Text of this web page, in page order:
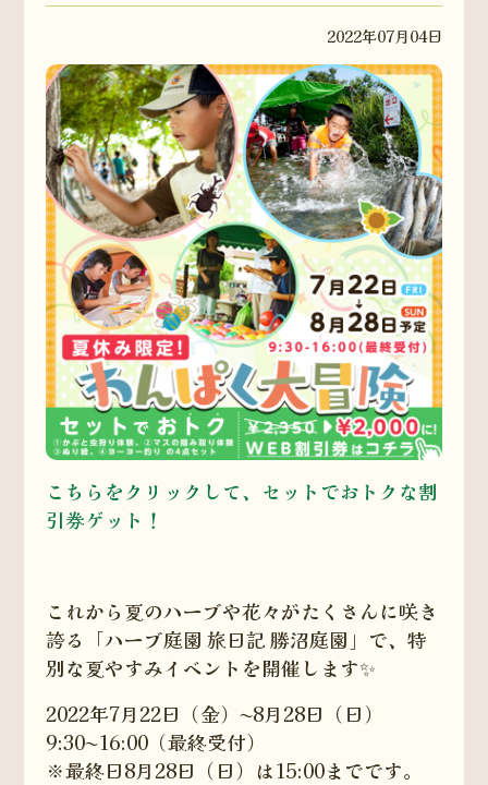
2022年07月04日
こちらをクリックして、セットでおトクな割
引券ゲット！
これから夏のハーブや花々がたくさんに咲き
誇る「ハーブ庭園 旅日記 勝沼庭園」で、特
別な夏やすみイベントを開催します✨
2022年7月22日（金）〜8月28日（日）
9:30〜16:00（最終受付）
※最終日8月28日（日）は15:00までです。